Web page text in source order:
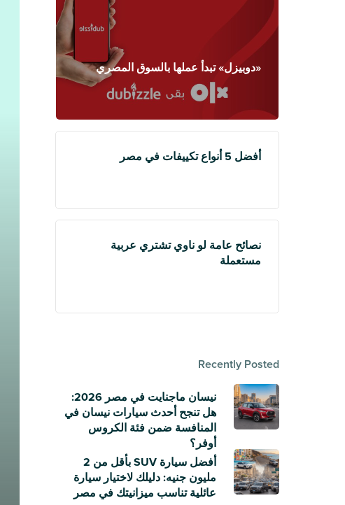
«دوبيزل» تبدأ عملها بالسوق المصري
أفضل 5 أنواع تكييفات في مصر
نصائح عامة لو ناوي تشتري عربية
مستعملة
Recently Posted
نيسان ماجنايت في مصر 2026:
هل تنجح أحدث سيارات نيسان في
المنافسة ضمن فئة الكروس
أوفر؟
أفضل سيارة SUV بأقل من 2
مليون جنيه: دليلك لاختيار سيارة
عائلية تناسب ميزانيتك في مصر